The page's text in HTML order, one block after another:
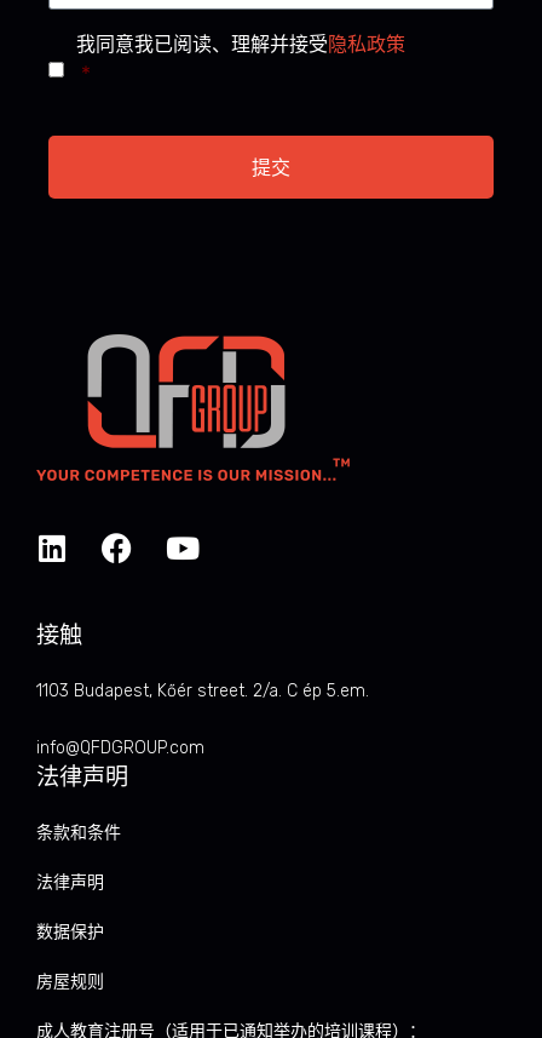
Consent *
我同意我已阅读、理解并接受隐私政策
*
接触
1103 Budapest, Kőér street. 2/a. C ép 5.em.
info@QFDGROUP.com
法律声明
条款和条件
法律声明
数据保护
房屋规则
成人教育注册号（适用于已通知举办的培训课程）：